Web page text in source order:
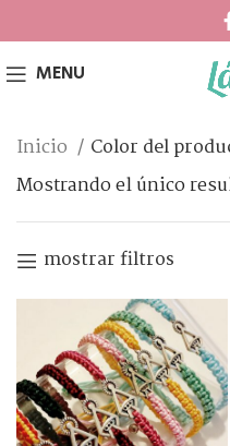
MENU
Inicio Color del
Mostrando el único
mostrar filtros